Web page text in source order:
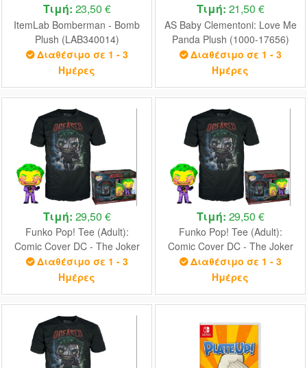
Τιμή: 23,50 €
ItemLab Bomberman - Bomb
Plush (LAB340014)
Διαθέσιμο σε 1 - 3
Ημέρες
Τιμή: 21,50 €
AS Baby Clementoni: Love Me
Panda Plush (1000-17656)
Διαθέσιμο σε 1 - 3
Ημέρες
Τιμή: 29,50 €
Funko Pop! Tee (Adult):
Comic Cover DC - The Joker
(Blacklight) (Special Edition)
Vinyl Figure T-Shirt (S)
Διαθέσιμο σε 1 - 3
Ημέρες
Τιμή: 29,50 €
Funko Pop! Tee (Adult):
Comic Cover DC - The Joker
(Blacklight) (Special Edition)
Vinyl Figure T-Shirt (M)
Διαθέσιμο σε 1 - 3
Ημέρες